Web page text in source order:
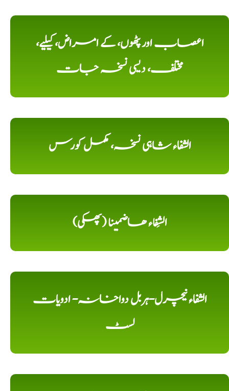
اعصاب اور پٹھوں، کے امراض، کیلیے،
مختلف، دیسی نسخہ جات
الشفاء شاہی نسخہ، مکمل کورس
الشِفاء ھاضمینا (پھکی)
الشفاء نیچرل-ہربل دواخانہ- ادویات
لسٹ